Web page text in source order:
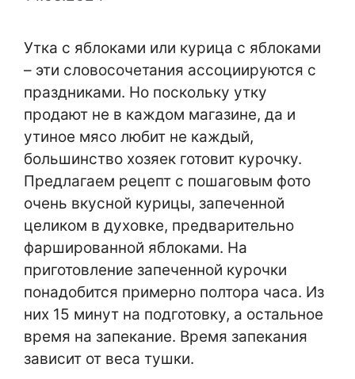
Утка с яблоками или курица с яблоками
– эти словосочетания ассоциируются с
праздниками. Но поскольку утку
продают не в каждом магазине, да и
утиное мясо любит не каждый,
большинство хозяек готовит курочку.
Предлагаем рецепт с пошаговым фото
очень вкусной курицы, запеченной
целиком в духовке, предварительно
фаршированной яблоками. На
приготовление запеченной курочки
понадобится примерно полтора часа. Из
них 15 минут на подготовку, а остальное
время на запекание. Время запекания
зависит от веса тушки.